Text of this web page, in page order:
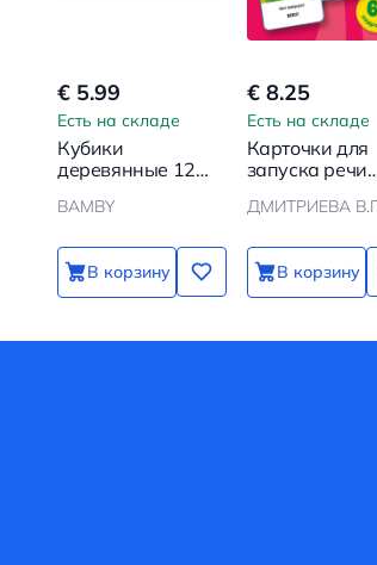
€ 5.99
Есть на складе
Кубики
деревянные 12
BAMBY
В корзину
€ 8.25
Есть на складе
Карточки для
запуска речи
ДМИТРИЕВА
В корзину